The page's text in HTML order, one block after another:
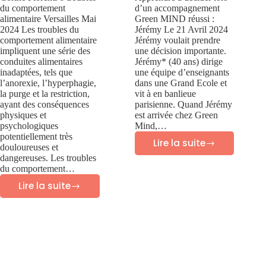
du comportement
alimentaire Versailles Mai
2024 Les troubles du
comportement alimentaire
impliquent une série des
conduites alimentaires
inadaptées, tels que
l’anorexie, l’hyperphagie,
la purge et la restriction,
ayant des conséquences
physiques et
psychologiques
potentiellement très
douloureuses et
dangereuses. Les troubles
du comportement…
Lire la suite
d’un accompagnement
Green MIND réussi :
Jérémy Le 21 Avril 2024
Jérémy voulait prendre
une décision importante.
Jérémy* (40 ans) dirige
une équipe d’enseignants
dans une Grand Ecole et
vit à en banlieue
parisienne. Quand Jérémy
est arrivée chez Green
Mind,…
Lire la suite